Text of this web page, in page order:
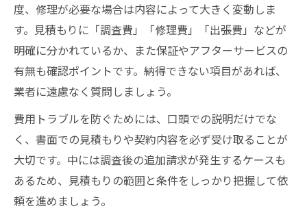
度、修理が必要な場合は内容によって大きく変動しま
す。見積もりに「調査費」「修理費」「出張費」などが
明確に分かれているか、また保証やアフターサービスの
有無も確認ポイントです。納得できない項目があれば、
業者に遠慮なく質問しましょう。
費用トラブルを防ぐためには、口頭での説明だけでな
く、書面での見積もりや契約内容を必ず受け取ることが
大切です。中には調査後の追加請求が発生するケースも
あるため、見積もりの範囲と条件をしっかり把握して依
頼を進めましょう。